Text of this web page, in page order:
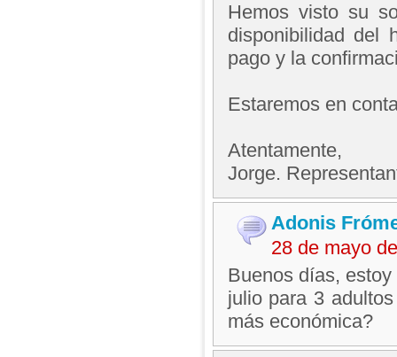
Hemos visto su
disponibilidad del
pago y la
Estaremos en
Atentamente,
Jorge.
Adonis
28 de mayo
Buenos días,
julio para 3
más económica?